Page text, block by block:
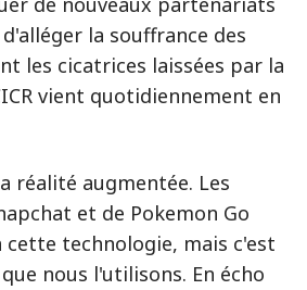
la souffrance des
les cicatrices laissées par la
vient quotidiennement en
réalité augmentée. Les
et de Pokemon Go
cette technologie, mais c'est
nous l'utilisons. En écho